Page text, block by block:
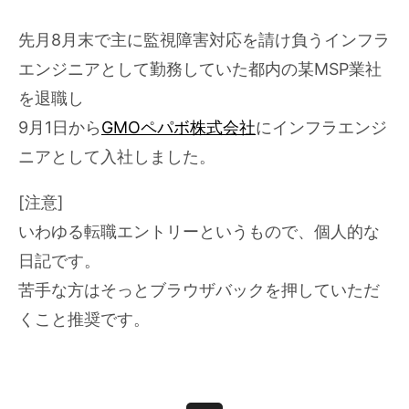
先月8月末で主に監視障害対応を請け負うインフラ
エンジニアとして勤務していた都内の某MSP業社
を退職し
9月1日からGMOペパボ株式会社にインフラエンジ
ニアとして入社しました。
[注意]
いわゆる転職エントリーというもので、個人的な
日記です。
苦手な方はそっとブラウザバックを押していただ
くこと推奨です。